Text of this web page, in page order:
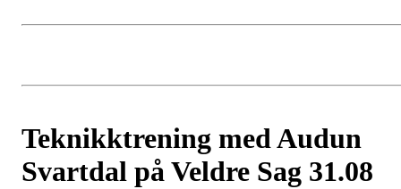
Teknikktrening med Audun
Svartdal på Veldre Sag 31.08